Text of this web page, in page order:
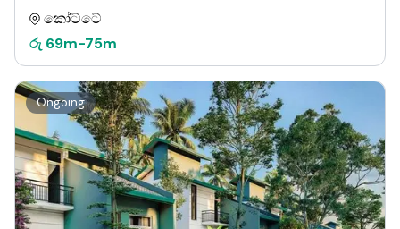
කෝට්ටේ
රු 69m-75m
Ongoing